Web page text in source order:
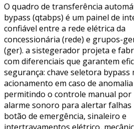
O quadro de transferência
bypass (qtabps) é um painel de
confiável entre a rede elétrica da
concessionária (rede) e grupos-
(ger). a sistegerador projeta e
com diferenciais que garantem
segurança: chave seletora bypass
acionamento em caso de
permitindo o controle manual por
alarme sonoro para alertar falhas
botão de emergência, sinaleiro e
intertravamentos elétrico,